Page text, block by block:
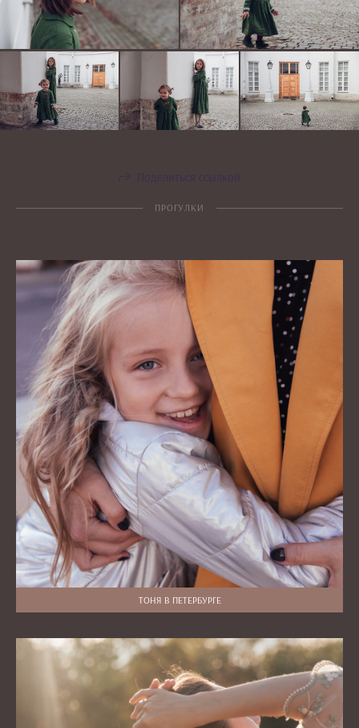
ПРОГУЛКИ
ТОНЯ В ПЕТЕРБУРГЕ